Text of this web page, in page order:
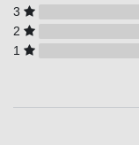
3
2
1